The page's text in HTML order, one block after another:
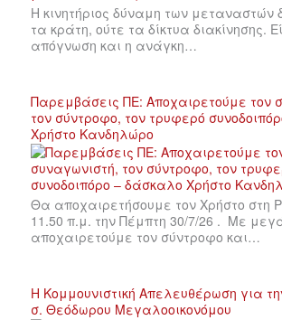
Η κινητήριος δύναμη των μεταναστών
τα κράτη, ούτε τα δίκτυα διακίνησης.
απόγνωση και η ανάγκη…
Παρεμβάσεις ΠΕ: Αποχαιρετούμε τον
τον σύντροφο, τον τρυφερό
Χρήστο Κανδηλώρο
Θα αποχαιρετήσουμε τον Χρήστο στη
11.50 π.μ. την Πέμπτη 30/7/26 . Με
αποχαιρετούμε τον σύντροφο και…
Η Κομμουνιστική Απελευθέρωση για
σ. Θεόδωρου Μεγαλοοικονόμου